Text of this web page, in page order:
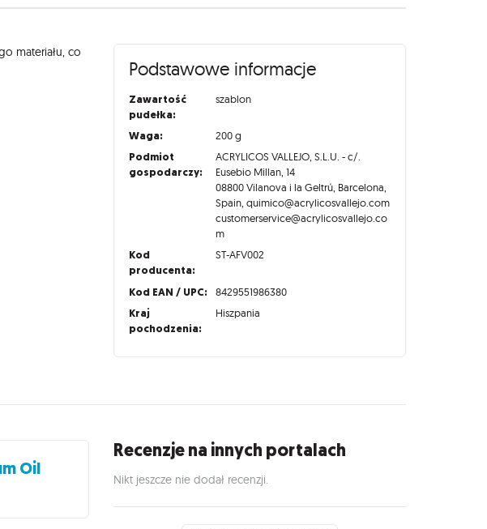
materiału, co
Podstawowe informacje
Zawartość
pudełka:
szablon
Waga: 200 g
Podmiot
gospodarczy:
ACRYLICOS VALLEJO, S.L.U. - c/.
Eusebio Millan, 14
08800 Vilanova i la Geltrú, Barcelona,
Spain, quimico@acrylicosvallejo.com
customerservice@acrylicosvallejo.co
m
Kod
producenta:
ST-AFV002
Kod EAN / UPC: 8429551986380
Kraj
pochodzenia:
Hiszpania
Oil
Recenzje na innych portalach
Nikt jeszcze nie dodał recenzji.